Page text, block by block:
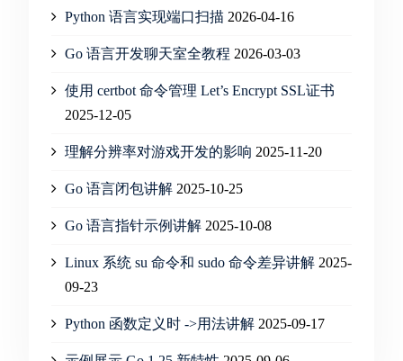
Python 语言实现端口扫描 2026-04-16
Go 语言开发聊天室全教程 2026-03-03
使用 certbot 命令管理 Let’s Encrypt SSL证书
2025-12-05
理解分辨率对游戏开发的影响 2025-11-20
Go 语言闭包讲解 2025-10-25
Go 语言指针示例讲解 2025-10-08
Linux 系统 su 命令和 sudo 命令差异讲解 2025-
09-23
Python 函数定义时 ->用法讲解 2025-09-17